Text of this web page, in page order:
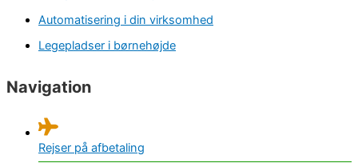
Automatisering i din virksomhed
Legepladser i børnehøjde
Navigation
Rejser på afbetaling